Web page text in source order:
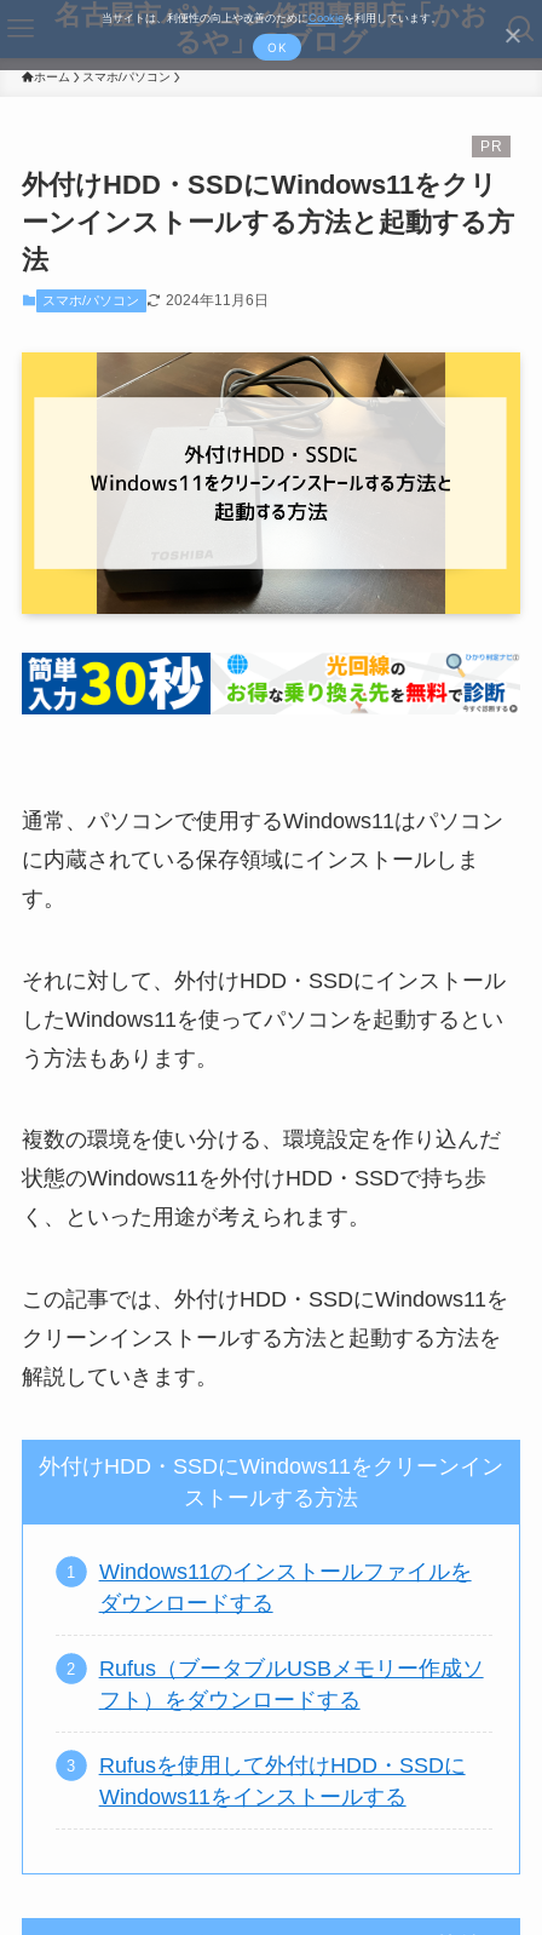
名古屋市パソコン修理専門店「かお
るや」のブログ
ホーム スマホ/パソコン
外付けHDD・SSDにWindows11をクリ
ーンインストールする方法と起動する方
法
スマホ/パソコン 2024年11月6日
通常、パソコンで使用するWindows11はパソコン
に内蔵されている保存領域にインストールしま
す。
それに対して、外付けHDD・SSDにインストール
したWindows11を使ってパソコンを起動するとい
う方法もあります。
複数の環境を使い分ける、環境設定を作り込んだ
状態のWindows11を外付けHDD・SSDで持ち歩
く、といった用途が考えられます。
この記事では、外付けHDD・SSDにWindows11を
クリーンインストールする方法と起動する方法を
解説していきます。
外付けHDD・SSDにWindows11をクリーンイン
ストールする方法
Windows11のインストールファイルを
ダウンロードする
Rufus（ブータブルUSBメモリー作成ソ
フト）をダウンロードする
Rufusを使用して外付けHDD・SSDに
Windows11をインストールする
当サイトは、利便性の向上や改善のためにCookieを利用しています。
OK